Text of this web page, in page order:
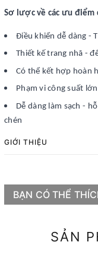
Sơ lược về các ưu điểm
Điều khiển dễ dàng -
Thiết kế trang nhã -
Có thể kết hợp hoàn
Phạm vi công suất
Dễ dàng làm sạch -
chén
GIỚI THIỆU
BẠN CÓ THỂ
SẢN